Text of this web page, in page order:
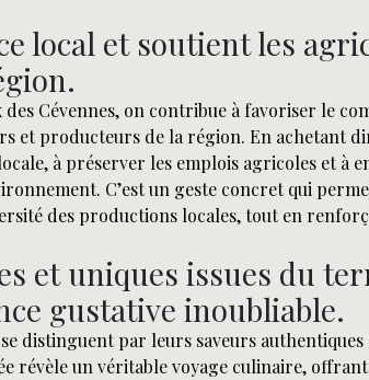
local et soutient les
Cévennes, on contribue à favoriser le
et producteurs de la région. En achetant
à préserver les emplois agricoles et à
C’est un geste concret qui
des productions locales, tout en
et uniques issues du
gustative inoubliable.
distinguent par leurs saveurs
révèle un véritable voyage culinaire,